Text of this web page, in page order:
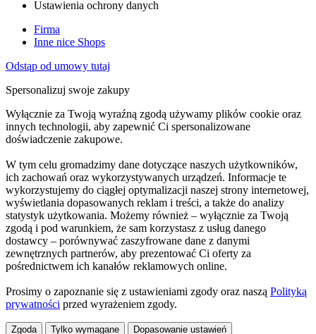
Ustawienia ochrony danych
Firma
Inne nice Shops
Odstąp od umowy tutaj
Spersonalizuj swoje zakupy
Wyłącznie za Twoją wyraźną zgodą używamy plików cookie oraz
innych technologii, aby zapewnić Ci spersonalizowane
doświadczenie zakupowe.
W tym celu gromadzimy dane dotyczące naszych użytkowników,
ich zachowań oraz wykorzystywanych urządzeń. Informacje te
wykorzystujemy do ciągłej optymalizacji naszej strony internetowej,
wyświetlania dopasowanych reklam i treści, a także do analizy
statystyk użytkowania. Możemy również – wyłącznie za Twoją
zgodą i pod warunkiem, że sam korzystasz z usług danego
dostawcy – porównywać zaszyfrowane dane z danymi
zewnętrznych partnerów, aby prezentować Ci oferty za
pośrednictwem ich kanałów reklamowych online.
Prosimy o zapoznanie się z ustawieniami zgody oraz naszą Polityką
prywatności przed wyrażeniem zgody.
Zgoda Tylko wymagane Dopasowanie ustawień